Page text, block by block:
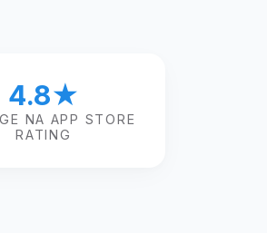
4.8★
NA APP STORE
RATING